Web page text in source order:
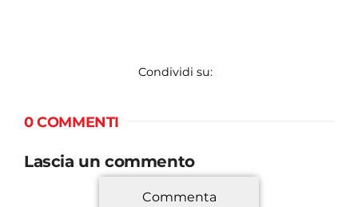
Condividi su:
0 COMMENTI
Lascia un commento
*
Commenta